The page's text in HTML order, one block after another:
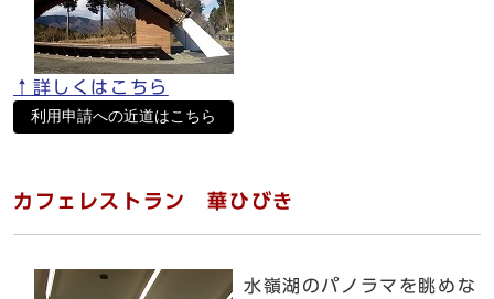
↑詳しくはこちら
利用申請への近道はこちら
カフェレストラン 華ひびき
水嶺湖のパノラマを眺めな